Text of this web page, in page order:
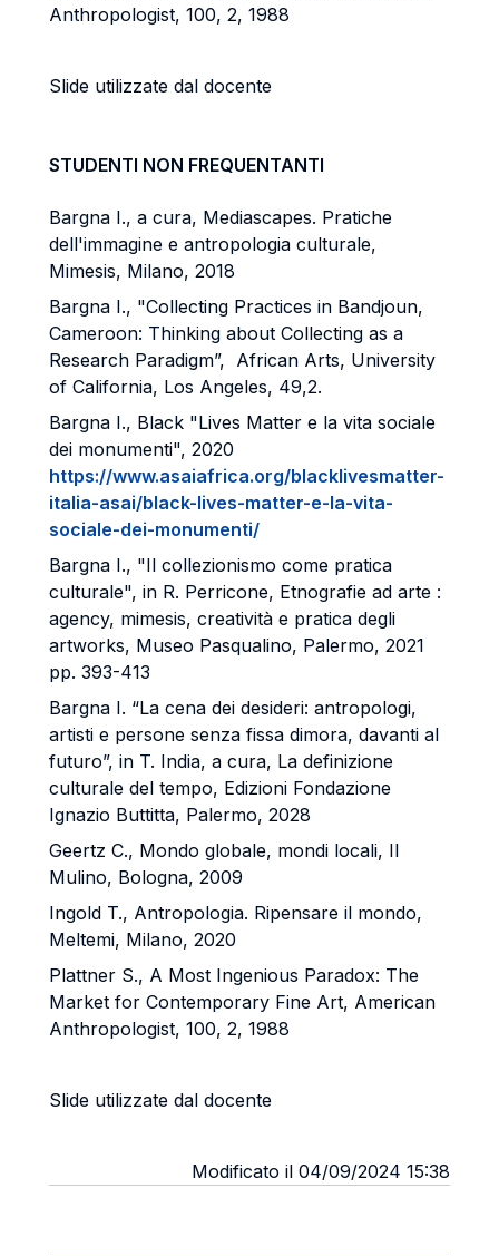
Anthropologist, 100, 2, 1988
Slide utilizzate dal docente
STUDENTI NON FREQUENTANTI
Bargna I., a cura, Mediascapes. Pratiche
dell'immagine e antropologia culturale,
Mimesis, Milano, 2018
Bargna I., "Collecting Practices in Bandjoun,
Cameroon: Thinking about Collecting as a
Research Paradigm”, African Arts, University
of California, Los Angeles, 49,2.
Bargna I., Black "Lives Matter e la vita sociale
dei monumenti", 2020
https://www.asaiafrica.org/blacklivesmatter-
italia-asai/black-lives-matter-e-la-vita-
sociale-dei-monumenti/
Bargna I., "Il collezionismo come pratica
culturale", in R. Perricone, Etnografie ad arte :
agency, mimesis, creatività e pratica degli
artworks, Museo Pasqualino, Palermo, 2021
pp. 393-413
Bargna I. “La cena dei desideri: antropologi,
artisti e persone senza fissa dimora, davanti al
futuro”, in T. India, a cura, La definizione
culturale del tempo, Edizioni Fondazione
Ignazio Buttitta, Palermo, 2028
Geertz C., Mondo globale, mondi locali, Il
Mulino, Bologna, 2009
Ingold T., Antropologia. Ripensare il mondo,
Meltemi, Milano, 2020
Plattner S., A Most Ingenious Paradox: The
Market for Contemporary Fine Art, American
Anthropologist, 100, 2, 1988
Slide utilizzate dal docente
Modificato il 04/09/2024 15:38